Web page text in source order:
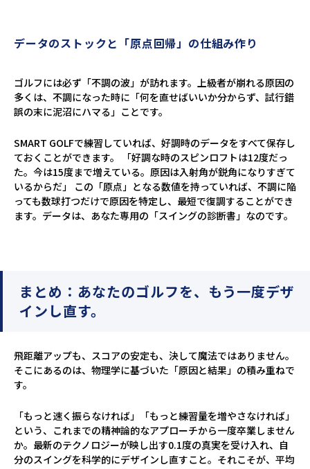
データのストックと「原点回帰」の仕組み作り
ゴルフには必ず「不調の波」が訪れます。上級者が崩れる原因の
多くは、不調になった時に「何を直せばいいか分からず、試行錯
誤の末に泥沼にハマる」ことです。
SMART GOLFで練習していれば、好調時のデータをすべて保存し
ておくことができます。 「好調な時のスピンロフトは12度だっ
た。今は15度まで増えている。原因は入射角が鋭角になりすぎて
いるからだ」 この「原点」となる数値を持っていれば、不調に陥
っても数球打つだけで原因を特定し、最短で復調することができ
ます。データは、あなた専用の「スイングの診断書」なのです。
まとめ：あなたのゴルフを、もう一度デザ
インし直す。
飛距離アップも、スコアの安定も、決して魔法ではありません。
そこにあるのは、物理学に基づいた「原因と結果」の積み重ねで
す。
「もっと速く振らなければ」「もっと練習量を増やさなければ」
という、これまでの精神論的なアプローチから一度卒業しません
か。最新のテクノロジーが映し出す0.1度の真実を受け入れ、自
分のスイングを科学的にデザインし直すこと。それこそが、平均